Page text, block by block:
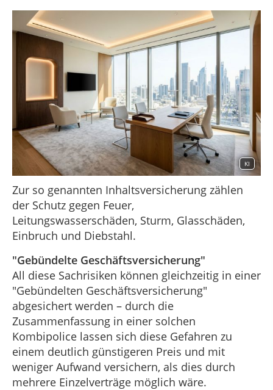
KI
Zur so genannten Inhaltsversicherung zählen
der Schutz gegen Feuer,
Leitungswasserschäden, Sturm, Glasschäden,
Einbruch und Diebstahl.
"Gebündelte Geschäftsversicherung"
All diese Sachrisiken können gleichzeitig in einer
"Gebündelten Geschäftsversicherung"
abgesichert werden – durch die
Zusammenfassung in einer solchen
Kombipolice lassen sich diese Gefahren zu
einem deutlich günstigeren Preis und mit
weniger Aufwand versichern, als dies durch
mehrere Einzelverträge möglich wäre.